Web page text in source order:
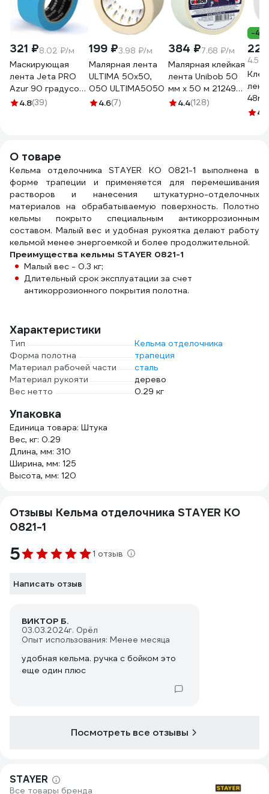
321 ₽8.02 ₽/м
Маскирующая
лента Jeta PRO
Azur 90 градусов
- 30 мин., голубая,
4.8(39)
199 ₽3.98 ₽/м
Малярная лента
ULTIMA 50x50,
050 ULTIMA5050
4.6(7)
384 ₽7.68 ₽/м
Малярная клейкая
лента Unibob 50
мм х 50 м 212496
28139
4.4(128)
-4%
4.58
254.4
О товаре
Кельма отделочника STAYER КО 0821-1 выполнена в
форме трапеции и применяется для перемешивания
растворов и нанесения штукатурно-отделочных
материалов на обрабатываемую поверхность. Полотно
кельмы покрыто специальным антикоррозионным
составом. Малый вес и удобная рукоятка делают работу
кельмой менее энергоемкой и более продолжительной.
Преимущества кельмы STAYER 0821-1
Малый вес - 0.3 кг;
Длительный срок эксплуатации за счет
антикоррозионного покрытия полотна.
Характеристики
Тип
Кельма отделочника
Форма полотна
трапеция
Материал рабочей части
сталь
Материал рукояти
дерево
Вес нетто
0.29 кг
Упаковка
Единица товара: Штука
Вес, кг: 0.29
Длина, мм: 310
Ширина, мм: 125
Высота, мм: 120
Отзывы Кельма отделочника STAYER КО
0821-1
5 1 отзыв
Написать отзыв
ВИКТОР Б.
03.03.2024г. Орёл
Опыт использования: Менее месяца
удобная кельма. ручка с бойком это
еще один плюс
Посмотреть все отзывы
STAYER
Все товары бренда